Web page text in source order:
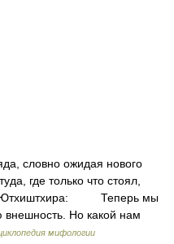
словно ожидая нового
где только что стоял,
Ютхиштхира: Теперь мы
Но какой нам
мифологии